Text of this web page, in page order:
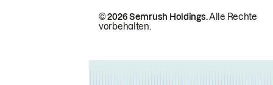
© 2026 Semrush Holdings.Alle Rechte
vorbehalten.